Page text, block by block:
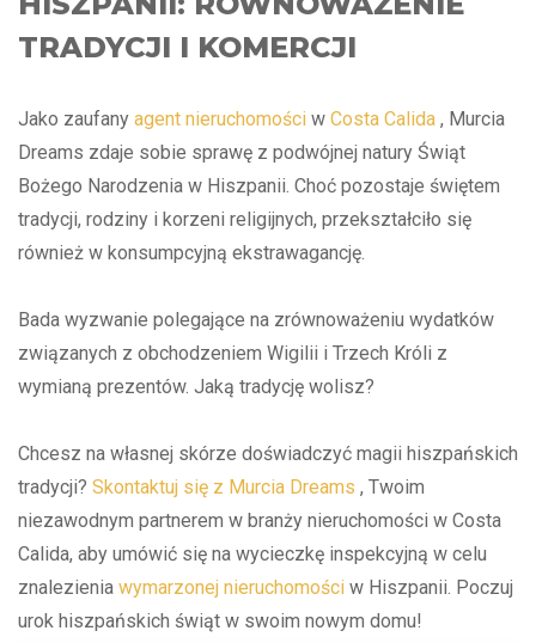
TRADYCJI I KOMERCJI
Jako zaufany agent nieruchomości w Costa Calida , Murcia
Dreams zdaje sobie sprawę z podwójnej natury Świąt
Bożego Narodzenia w Hiszpanii. Choć pozostaje świętem
tradycji, rodziny i korzeni religijnych, przekształciło się
również w konsumpcyjną ekstrawagancję.
Bada wyzwanie polegające na zrównoważeniu wydatków
związanych z obchodzeniem Wigilii i Trzech Króli z
wymianą prezentów. Jaką tradycję wolisz?
Chcesz na własnej skórze doświadczyć magii hiszpańskich
tradycji? Skontaktuj się z Murcia Dreams , Twoim
niezawodnym partnerem w branży nieruchomości w Costa
Calida, aby umówić się na wycieczkę inspekcyjną w celu
znalezienia wymarzonej nieruchomości w Hiszpanii. Poczuj
urok hiszpańskich świąt w swoim nowym domu!